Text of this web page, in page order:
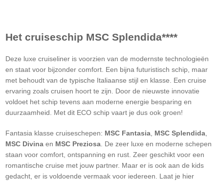
Het cruiseschip MSC Splendida****
Deze luxe cruiseliner is voorzien van de modernste technologieën
en staat voor bijzonder comfort. Een bijna futuristisch schip, maar
met behoudt van de typische Italiaanse stijl en klasse. Een cruise
ervaring zoals cruisen hoort te zijn. Door de nieuwste innovatie
voldoet het schip tevens aan moderne energie besparing en
duurzaamheid. Met dit ECO schip vaart je dus ook groen!
Fantasia klasse cruiseschepen: MSC Fantasia MSC Splendida
MSC Divina en MSC Preziosa . De zeer luxe en moderne schepen
staan voor comfort, ontspanning en rust. Zeer geschikt voor een
romantische cruise met jouw partner. Maar er is ook aan de kids
gedacht, er is voldoende vermaak voor iedereen. Laat je hier